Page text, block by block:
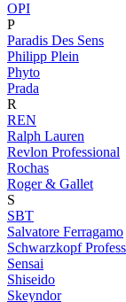
OPI
P
Paradis Des Sens
Philipp Plein
Phyto
Prada
R
REN
Ralph Lauren
Revlon Professional
Rochas
Roger & Gallet
S
SBT
Salvatore Ferragamo
Schwarzkopf
Sensai
Shiseido
Skeyndor